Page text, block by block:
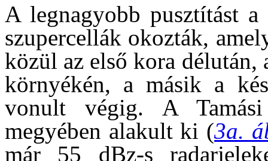
A legnagyobb pusztítást
szupercellák okozták,
közül az első kora délután,
környékén, a másik a
vonult végig. A
megyében alakult ki (3a.
már 55 dBz-s